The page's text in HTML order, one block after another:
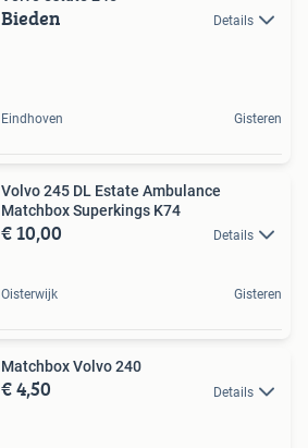
Bieden Details
Eindhoven Gisteren
Volvo 245 DL Estate Ambulance
Matchbox Superkings K74
€ 10,00 Details
Oisterwijk Gisteren
Matchbox Volvo 240
€ 4,50 Details